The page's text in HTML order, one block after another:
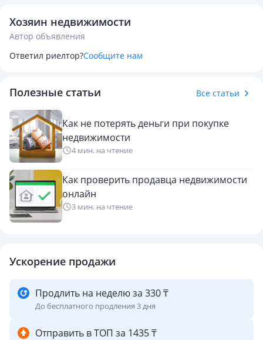
отопление, водоснабжение и электроснабжение. Не в
залоге. Все правоустанавливающие документы в порядке.
Хозяин недвижимости
Автор объявления
Ответил риелтор?Сообщите нам
Полезные статьи Все статьи
Как не потерять деньги при покупке
недвижимости
4 мин. на чтение
Как проверить продавца недвижимости
онлайн
3 мин. на чтение
Ускорение продажи
Продлить на неделю за 330 ₸
До бесплатного продления 3 дня
Отправить в ТОП за 1435 ₸